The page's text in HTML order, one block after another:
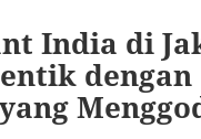
India di
dengan